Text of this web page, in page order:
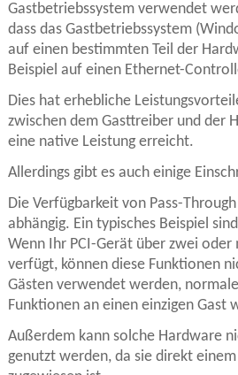
Gastbetriebssystem verwendet
dass das Gastbetriebssystem
auf einen bestimmten Teil der
Beispiel auf einen Ethernet-
Dies hat erhebliche
zwischen dem Gasttreiber und der
eine native Leistung erreicht.
Allerdings gibt es auch einige
Die Verfügbarkeit von Pass-
abhängig. Ein typisches Beispiel
Wenn Ihr PCI-Gerät über zwei oder
verfügt, können diese Funktionen
Gästen verwendet werden,
Funktionen an einen einzigen Gast
Außerdem kann solche Hardware
genutzt werden, da sie direkt